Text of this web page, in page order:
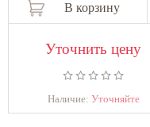
В корзину
Уточнить цену
Наличие:Уточняйте